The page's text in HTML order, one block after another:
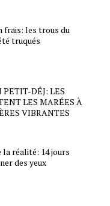
frais: les trous du
truqués
PETIT-DÉJ: LES
LES MARÉES À
VIBRANTES
la réalité: 14 jours
des yeux